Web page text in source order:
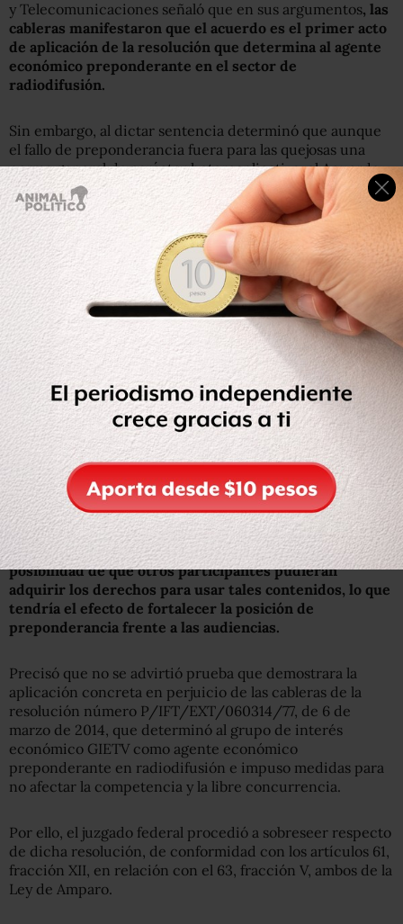
y Telecomunicaciones señaló que en sus argumentos, las
cableras manifestaron que el acuerdo es el primer acto
de aplicación de la resolución que determina al agente
económico preponderante en el sector de
radiodifusión.
Sin embargo, al dictar sentencia determinó que aunque
el fallo de preponderancia fuera para las quejosas una
norma general de carácter heteroaplicativa, el Acuerdo
de Contenidos no es un acto de aplicación de dicha
resolución, pues solamente pormenoriza aspectos
específicos de dicha resolución.
Como la identificación de contenidos audiovisuales
relevantes que el agente preponderante está impedido
adquirir en función de su carácter no replicable y alto
nivel esperado de audiencia regional o nacional, con base
en los registros históricos de eventos similares, subrayó.
Los dos actos son un sistema normativo indisociable que
confluyen para evitar que el agente económico
preponderante en el sector de radiodifusión adquiera en
exclusiva los derechos de transmisión de contenidos de
amplias audiencias y no son replicables, para
transmitirlos a través de sus señales radiodifundidas,
destacó.
El juzgado precisó que con ello de facto se eliminaría la
posibilidad de que otros participantes pudieran
adquirir los derechos para usar tales contenidos, lo que
tendría el efecto de fortalecer la posición de
preponderancia frente a las audiencias.
Precisó que no se advirtió prueba que demostrara la
aplicación concreta en perjuicio de las cableras de la
resolución número P/IFT/EXT/060314/77, de 6 de
marzo de 2014, que determinó al grupo de interés
económico GIETV como agente económico
preponderante en radiodifusión e impuso medidas para
no afectar la competencia y la libre concurrencia.
Por ello, el juzgado federal procedió a sobreseer respecto
de dicha resolución, de conformidad con los artículos 61,
fracción XII, en relación con el 63, fracción V, ambos de la
Ley de Amparo.